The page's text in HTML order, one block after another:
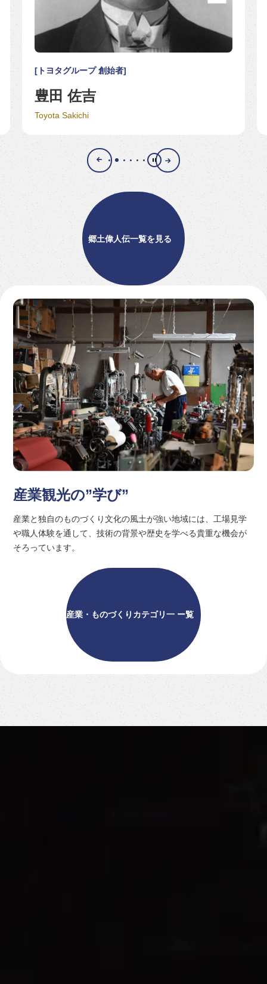
装置を開発した。
1950
杉浦睦夫が世界初の胃カメラを発明した。
る加温養殖法を生み出した。
トヨタグループ 創始者
豊田 佐吉
Toyota Sakichi
郷土偉人伝一覧を見る
産業観光の”学び”
産業と独自のものづくり文化の風土が強い地域には、工場見学
や職人体験を通して、技術の背景や歴史を学べる貴重な機会が
そろっています。
産業・ものづくりカテゴリ一 ー覧